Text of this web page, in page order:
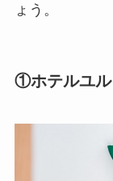
ょう。
①ホテルユル